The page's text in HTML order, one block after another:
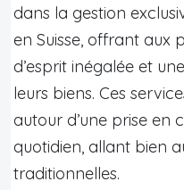
dans la gestion
en Suisse, offrant aux
d’esprit inégalée et
leurs biens. Ces
autour d’une prise en
quotidien, allant bien
traditionnelles.